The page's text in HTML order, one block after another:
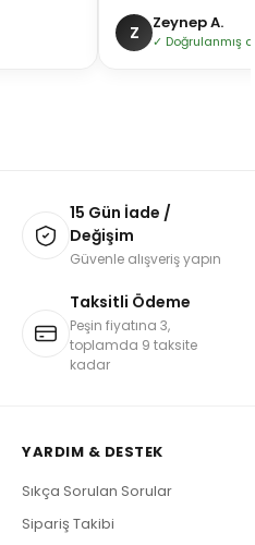
Z Zeynep A.
✓ Doğrulanmış
15 Gün İade /
Değişim
Güvenle alışveriş yapın
Taksitli Ödeme
Peşin fiyatına 3,
toplamda 9 taksite
kadar
YARDIM & DESTEK
Sıkça Sorulan Sorular
Sipariş Takibi